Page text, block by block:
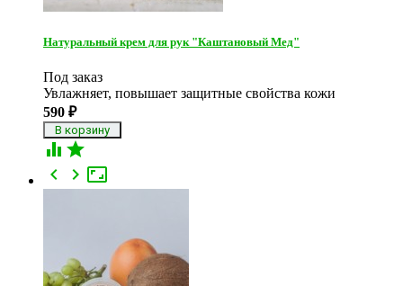
Натуральный крем для рук "Каштановый Мед"
Под заказ
Увлажняет, повышает защитные свойства кожи
590 ₽
 

 